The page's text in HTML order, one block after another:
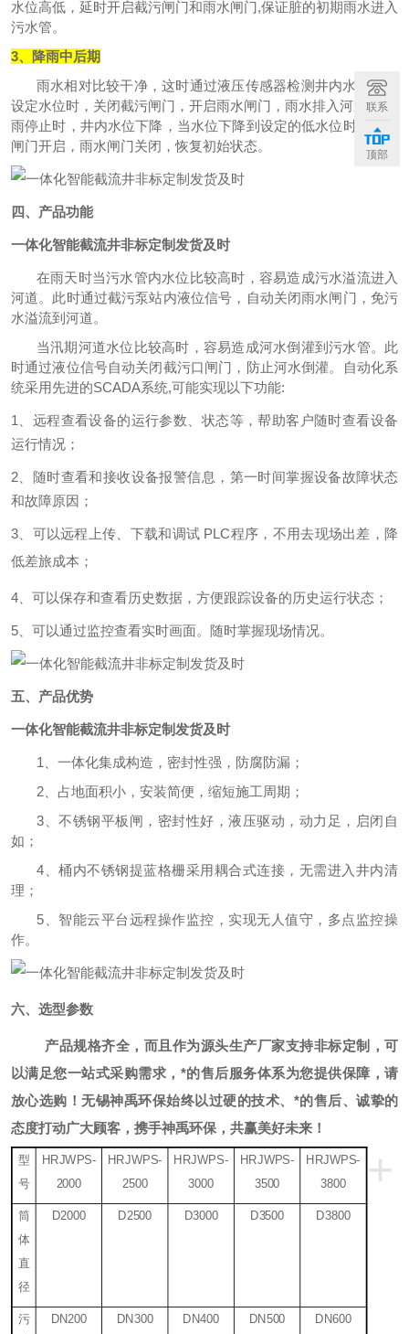
水位高低，延时开启截污闸门和雨水闸门,保证脏的初期雨水进入
污水管。
3、降雨中后期
雨水相对比较干净，这时通过液压传感器检测井内水位高于
设定水位时，关闭截污闸门，开启雨水闸门，雨水排入河道,当降
雨停止时，井内水位下降，当水位下降到设定的低水位时，截污
闸门开启，雨水闸门关闭，恢复初始状态。
四、产品功能
一体化智能截流井非标定制发货及时
在雨天时当污水管内水位比较高时，容易造成污水溢流进入
河道。此时通过截污泵站内液位信号，自动关闭雨水闸门，免污
水溢流到河道。
当汛期河道水位比较高时，容易造成河水倒灌到污水管。此
时通过液位信号自动关闭截污口闸门，防止河水倒灌。自动化系
统采用先进的SCADA系统,可能实现以下功能:
1、 远程查看设备的运行参数、状态等，帮助客户随时查看设备
运行情况；
2、 随时查看和接收设备报警信息，第一时间掌握设备故障状态
和故障原因；
3、 可以远程上传、下载和调试 PLC程序，不用去现场出差，降
低差旅成本；
4、 可以保存和查看历史数据，方便跟踪设备的历史运行状态；
5、可以通过监控查看实时画面。随时掌握现场情况。
五、产品优势
一体化智能截流井非标定制发货及时
1、一体化集成构造，密封性强，防腐防漏；
2、占地面积小，安装简便，缩短施工周期；
3、不锈钢平板闸，密封性好，液压驱动，动力足，启闭自
如；
4、桶内不锈钢提蓝格栅采用耦合式连接，无需进入井内清
理；
5、智能云平台远程操作监控，实现无人值守，多点监控操
作。
六、选型参数
产品规格齐全，而且作为源头生产厂家支持非标定制，可
以满足您一站式采购需求，*的售后服务体系为您提供保障，请
放心选购！无锡神禹环保始终以过硬的技术、*的售后、诚挚的
态度打动广大顾客，携手神禹环保，共赢美好未来！
+
型
号
HRJWPS-
2000
HRJWPS-
2500
HRJWPS-
3000
HRJWPS-
3500
HRJWPS-
3800
筒
体
直
径
D2000 D2500 D3000 D3500 D3800
污 DN200 DN300 DN400 DN500 DN600
联系
顶部